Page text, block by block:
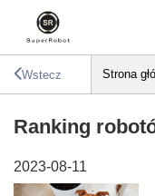
Wstecz Strona
Ranking
2023-08-11